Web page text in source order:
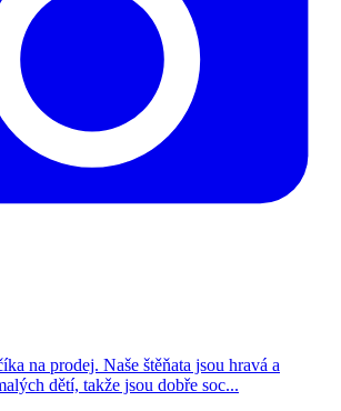
na prodej. Naše štěňata jsou hravá a
dětí, takže jsou dobře soc...